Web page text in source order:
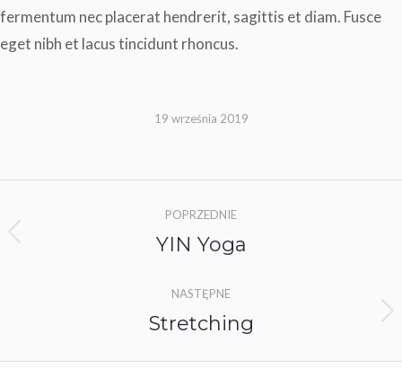
fermentum nec placerat hendrerit, sagittis et diam. Fusce
eget nibh et lacus tincidunt rhoncus.
19 września 2019
albumu
POPRZEDNIE
Poprzedni
YIN Yoga
NASTĘPNE
Następny
Stretching